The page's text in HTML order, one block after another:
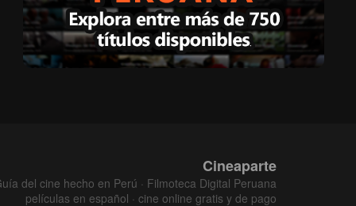
Cineaparte
del cine hecho en Perú · Filmoteca Digital Peruana
películas en español · cine online gratis y de pago